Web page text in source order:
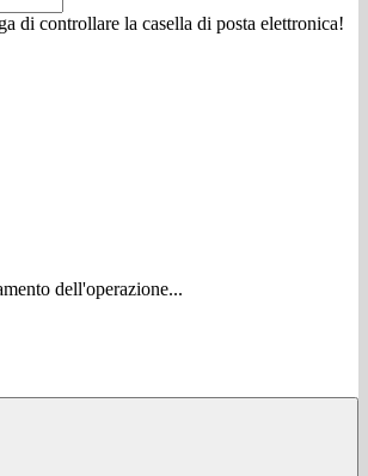
di controllare la casella di posta elettronica!
dell'operazione...